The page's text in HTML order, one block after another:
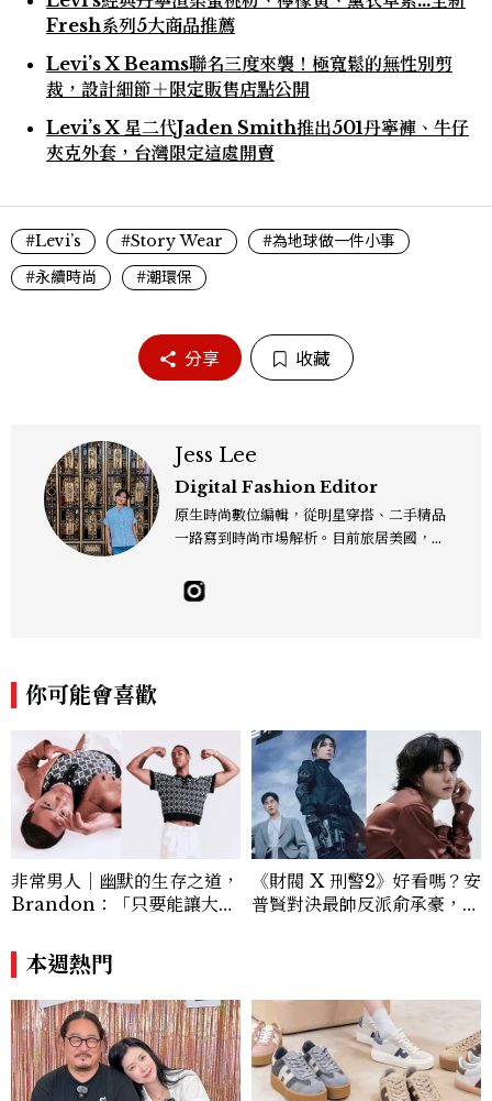
Fresh系列5大商品推薦
Levi’s X Beams聯名三度來襲！極寬鬆的無性別剪
裁，設計細節＋限定販售店點公開
Levi’s X 星二代Jaden Smith推出501丹寧褲、牛仔
夾克外套，台灣限定這處開賣
#Levi’s #Story Wear
#為地球做一件小事
#永續時尚
#潮環保
分享 收藏
Jess Lee
Digital Fashion Editor
原生時尚數位編輯，從明星穿搭、二手精品
一路寫到時尚市場解析。目前旅居美國，同
sslee9471@gmail.com
你可能會喜歡
非常男人｜幽默的生存之道，
Brandon：「只要能讓大家
讓敵人成為朋友。」
《財閥 X 刑警2》好看嗎？安
普賢對決最帥反派俞承豪，鄭
本週熱門